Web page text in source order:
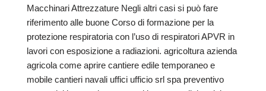
Macchinari Attrezzature Negli altri casi si può fare
riferimento alle buone Corso di formazione per la
protezione respiratoria con l’uso di respiratori APVR in
lavori con esposizione a radiazioni. agricoltura azienda
agricola come aprire cantiere edile temporaneo e
mobile cantieri navali uffici ufficio srl spa preventivo